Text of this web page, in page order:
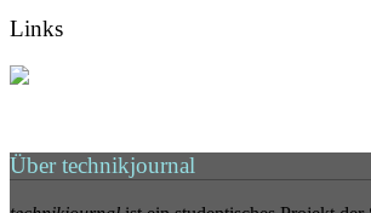
Links
Über technikjournal